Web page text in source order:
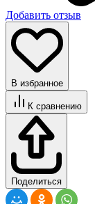
Добавить отзыв
В избранное
К сравнению
Поделиться